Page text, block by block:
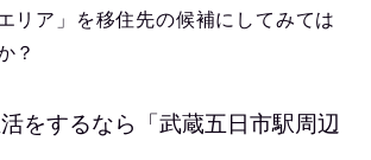
リア」を移住先の候補にしてみては
？
をするなら「武蔵五日市駅周辺